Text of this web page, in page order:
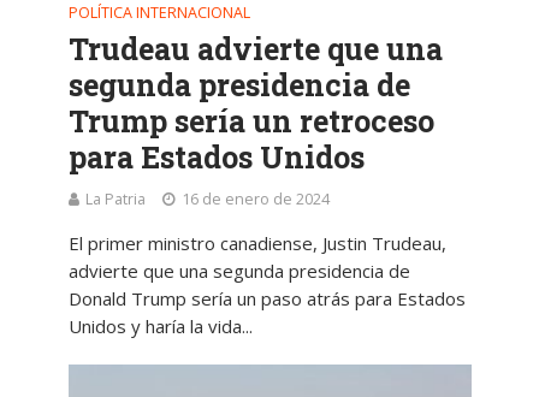
POLÍTICA INTERNACIONAL
Trudeau advierte que una
segunda presidencia de
Trump sería un retroceso
para Estados Unidos
La Patria 16 de enero de 2024
El primer ministro canadiense, Justin Trudeau,
advierte que una segunda presidencia de
Donald Trump sería un paso atrás para Estados
Unidos y haría la vida...